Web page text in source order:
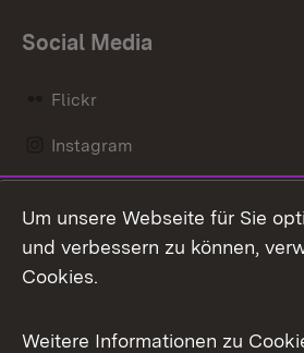
Social Media
Flickr
Instagram
Mastodon
Messenger
Social Wall
Um unsere Webseite für Sie
und verbessern zu können,
Cookies.
Weitere Informationen zu